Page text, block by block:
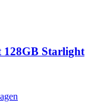
128GB Starlight